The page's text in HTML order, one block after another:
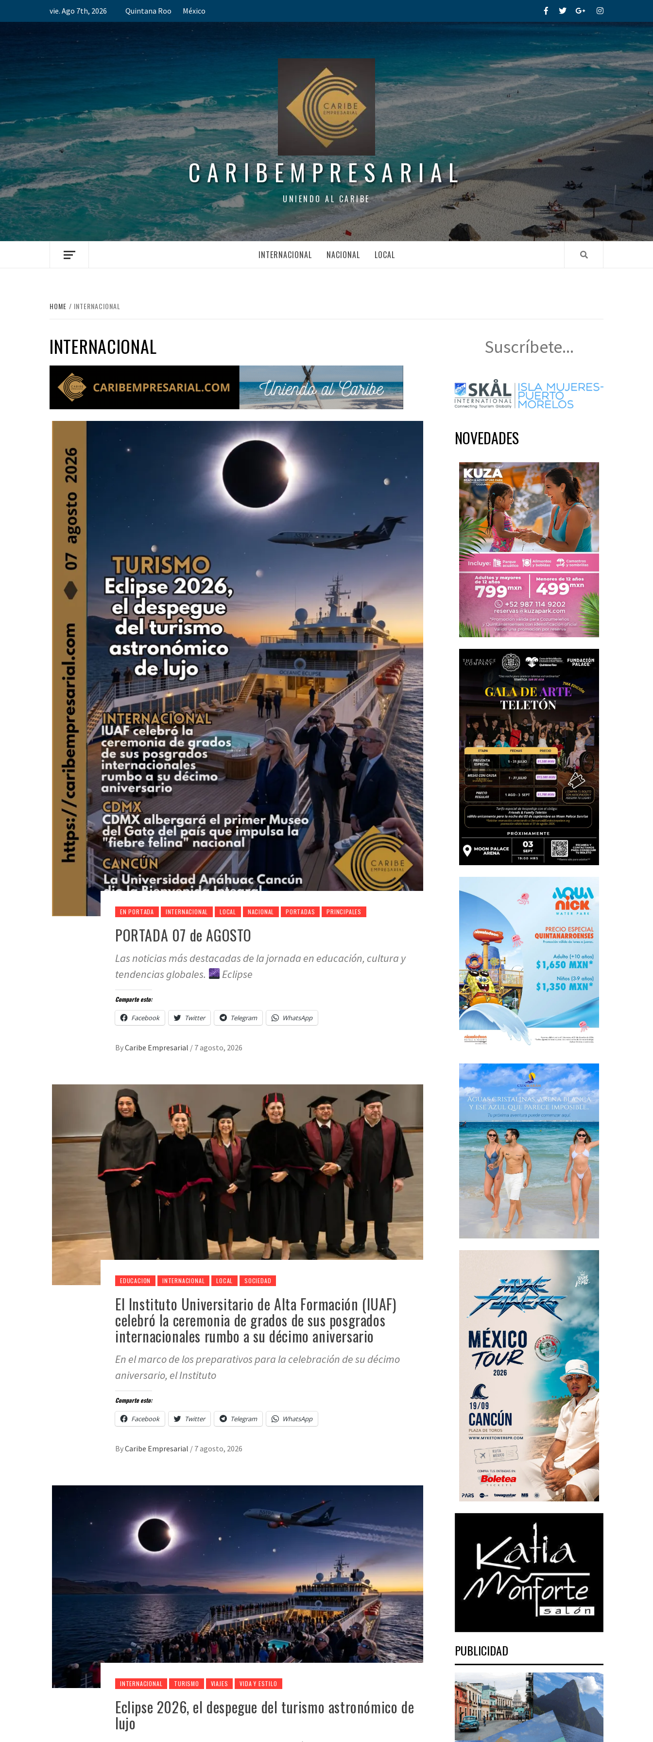
vie. Ago 7th, 2026 Quintana Roo México FacebookTwitterGoogle+Instagram
CARIBEMPRESARIAL
UNIENDO AL CARIBE
INTERNACIONAL NACIONAL LOCAL
HOME INTERNACIONAL
INTERNACIONAL
EN PORTADA INTERNACIONAL LOCAL NACIONAL PORTADAS PRINCIPALES
PORTADA 07 de AGOSTO
Las noticias más destacadas de la jornada en educación, cultura y
tendencias globales.
Eclipse
Comparte esto:
Facebook Twitter Telegram WhatsApp
ByCaribe Empresarial / 7 agosto, 2026
EDUCACION INTERNACIONAL LOCAL SOCIEDAD
El Instituto Universitario de Alta Formación (IUAF)
celebró la ceremonia de grados de sus posgrados
internacionales rumbo a su décimo aniversario
En el marco de los preparativos para la celebración de su décimo
aniversario, el Instituto
Comparte esto:
Facebook Twitter Telegram WhatsApp
ByCaribe Empresarial / 7 agosto, 2026
INTERNACIONAL TURISMO VIAJES VIDA Y ESTILO
Eclipse 2026, el despegue del turismo astronómico de
lujo
Suscríbete...
NOVEDADES
PUBLICIDAD